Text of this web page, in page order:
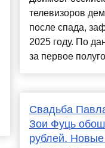
телевизоров
после спада,
2025 году. По
за первое
Свадьба
Зои Фуць
рублей.